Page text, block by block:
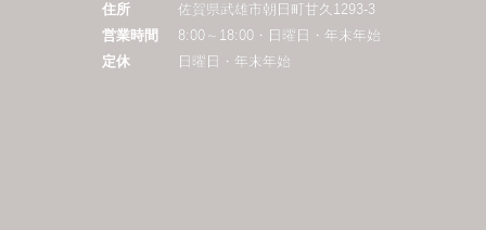
住所
佐賀県武雄市朝日町甘久1293-3
営業時間
8:00～18:00・日曜日・年末年始
定休
日曜日・年末年始